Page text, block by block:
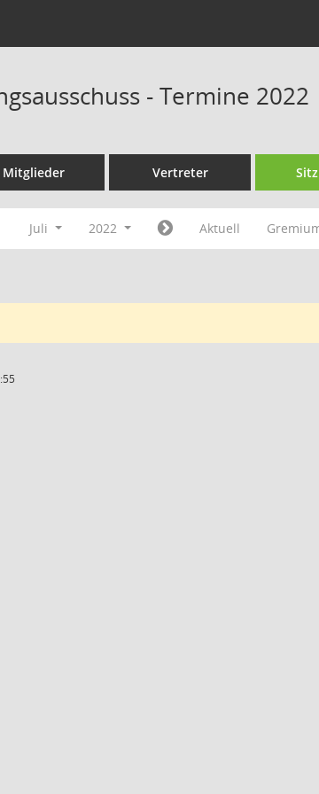
- Termine 2022
Mitglieder Vertreter
Juli 2022 Aktuell